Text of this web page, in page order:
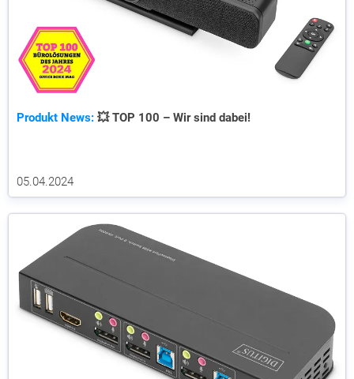
Produkt News: 💥 TOP 100 – Wir sind dabei!
05.04.2024